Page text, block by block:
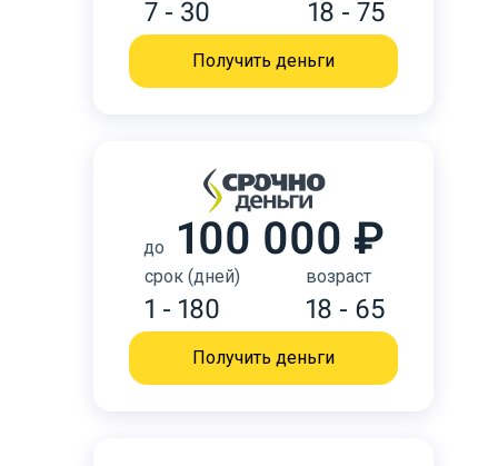
7 - 30 18 - 75
Получить деньги
до 100 000 ₽
срок (дней)
1 - 180
возраст
18 - 65
Получить деньги